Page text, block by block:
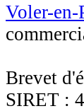
Voler-en-
Brevet
SIRET :